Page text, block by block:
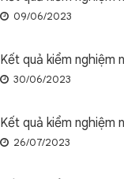
09/06/2023
Kết quả kiểm nghiệm
30/06/2023
Kết quả kiểm nghiệm
26/07/2023